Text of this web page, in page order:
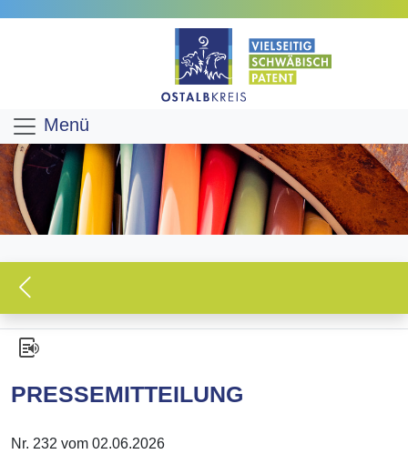
Menü
PRESSEMITTEILUNG
Nr. 232 vom 02.06.2026